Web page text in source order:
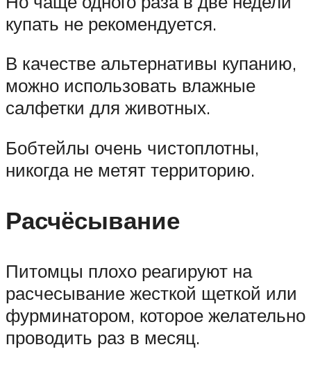
купать не рекомендуется.
В качестве альтернативы купанию,
можно использовать влажные
салфетки для животных.
Бобтейлы очень чистоплотны,
никогда не метят территорию.
Расчёсывание
Питомцы плохо реагируют на
расчесывание жесткой щеткой или
фурминатором, которое желательно
проводить раз в месяц.